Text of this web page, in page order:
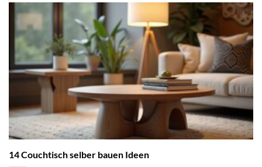
14 Couchtisch selber bauen Ideen